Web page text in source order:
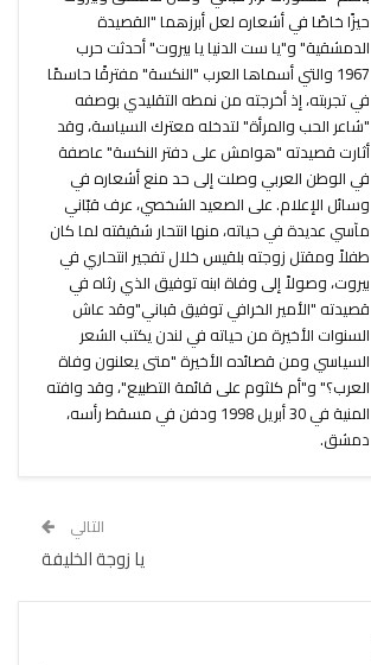
حيزًا خاصًا في أشعاره لعل أبرزهما "القصيدة
الدمشقية" و"يا ست الدنيا يا بيروت" أحدثت حرب
1967 والتي أسماها العرب "النكسة" مفترقًا حاسمًا
في تجربته، إذ أخرجته من نمطه التقليدي بوصفه
"شاعر الحب والمرأة" لتدخله معترك السياسة، وقد
أثارت قصيدته "هوامش على دفتر النكسة" عاصفة
في الوطن العربي وصلت إلى حد منع أشعاره في
وسائل الإعلام. على الصعيد الشخصي، عرف قبّاني
مآسي عديدة في حياته، منها انتحار شقيقته لما كان
طفلاً ومقتل زوجته بلقيس خلال تفجير انتحاري في
بيروت، وصولاً إلى وفاة ابنه توفيق الذي رثاه في
قصيدته "الأمير الخرافي توفيق قباني"وقد عاش
السنوات الأخيرة من حياته في لندن يكتب الشعر
السياسي ومن قصائده الأخيرة "متى يعلنون وفاة
العرب؟" و"أم كلثوم على قائمة التطبيع"، وقد وافته
المنية في 30 أبريل 1998 ودفن في مسقط رأسه،
دمشق.
التالي
يا زوجة الخليفة